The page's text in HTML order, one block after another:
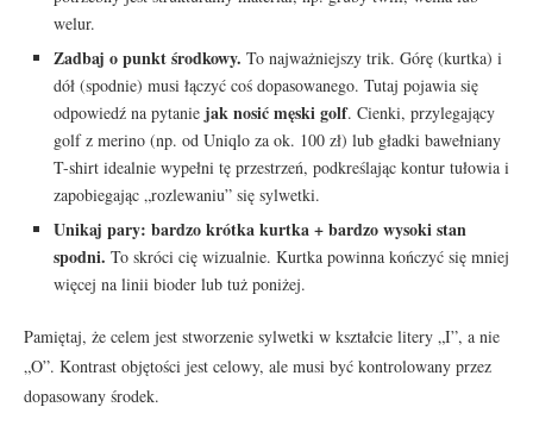
welur.
Zadbaj o punkt środkowy. To najważniejszy trik. Górę (kurtka) i
dół (spodnie) musi łączyć coś dopasowanego. Tutaj pojawia się
odpowiedź na pytanie jak nosić męski golf. Cienki, przylegający
golf z merino (np. od Uniqlo za ok. 100 zł) lub gładki bawełniany
T-shirt idealnie wypełni tę przestrzeń, podkreślając kontur tułowia i
zapobiegając „rozlewaniu” się sylwetki.
Unikaj pary: bardzo krótka kurtka + bardzo wysoki stan
spodni. To skróci cię wizualnie. Kurtka powinna kończyć się mniej
więcej na linii bioder lub tuż poniżej.
Pamiętaj, że celem jest stworzenie sylwetki w kształcie litery „I”, a nie
„O”. Kontrast objętości jest celowy, ale musi być kontrolowany przez
dopasowany środek.